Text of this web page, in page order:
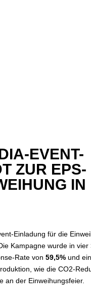
EVENT-
ZUR EPS-
IN
Einladung für die
Kampagne wurde in
Rate von 59,5% und
wie die CO2-
an der Einweihungsfeier.